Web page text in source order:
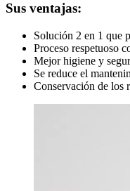
Sus ventajas:
Solución 2 en 1 que
Proceso respetuoso
Mejor higiene y
Se reduce el
Conservación de los